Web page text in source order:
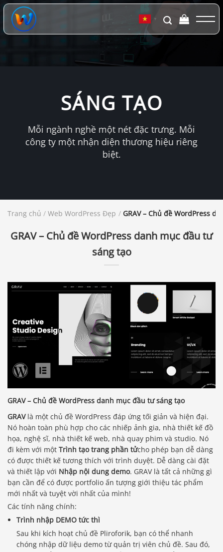
Chuyển
đến
dung
▼
SÁNG TẠO
Mỗi ngành nghề một nét đặc trưng. Mỗi
công ty một nhận diện thương hiệu riêng
biệt.
Trang chủ / Web WordPress Đẹp / GRAV – Chủ đề WordPress
GRAV – Chủ đề WordPress danh mục đầu tư
sáng tạo
GRAV – Chủ đề WordPress danh mục đầu tư sáng tạo
GRAVlà một chủ đề WordPress đáp ứng tối giản và hiện đại.
Nó hoàn toàn phù hợp cho các nhiếp ảnh gia, nhà thiết kế đồ
họa, nghệ sĩ, nhà thiết kế web, nhà quay phim và studio. Nó
đi kèm với một Trình tạo trang phần tửcho phép bạn dễ dàng
có được thiết kế tương thích với trình duyệt. Dễ dàng cài đặt
và thiết lập với Nhập nội dung demo. GRAV là tất cả những gì
bạn cần để có được portfolio ấn tượng giới thiệu tác phẩm
mới nhất và tuyệt vời nhất của mình!
Các tính năng chính:
Trình nhập DEMO tức thì
Sau khi kích hoạt chủ đề Pliroforik, bạn có thể nhanh
chóng nhập dữ liệu demo từ quản trị viên chủ đề. Sau đó,